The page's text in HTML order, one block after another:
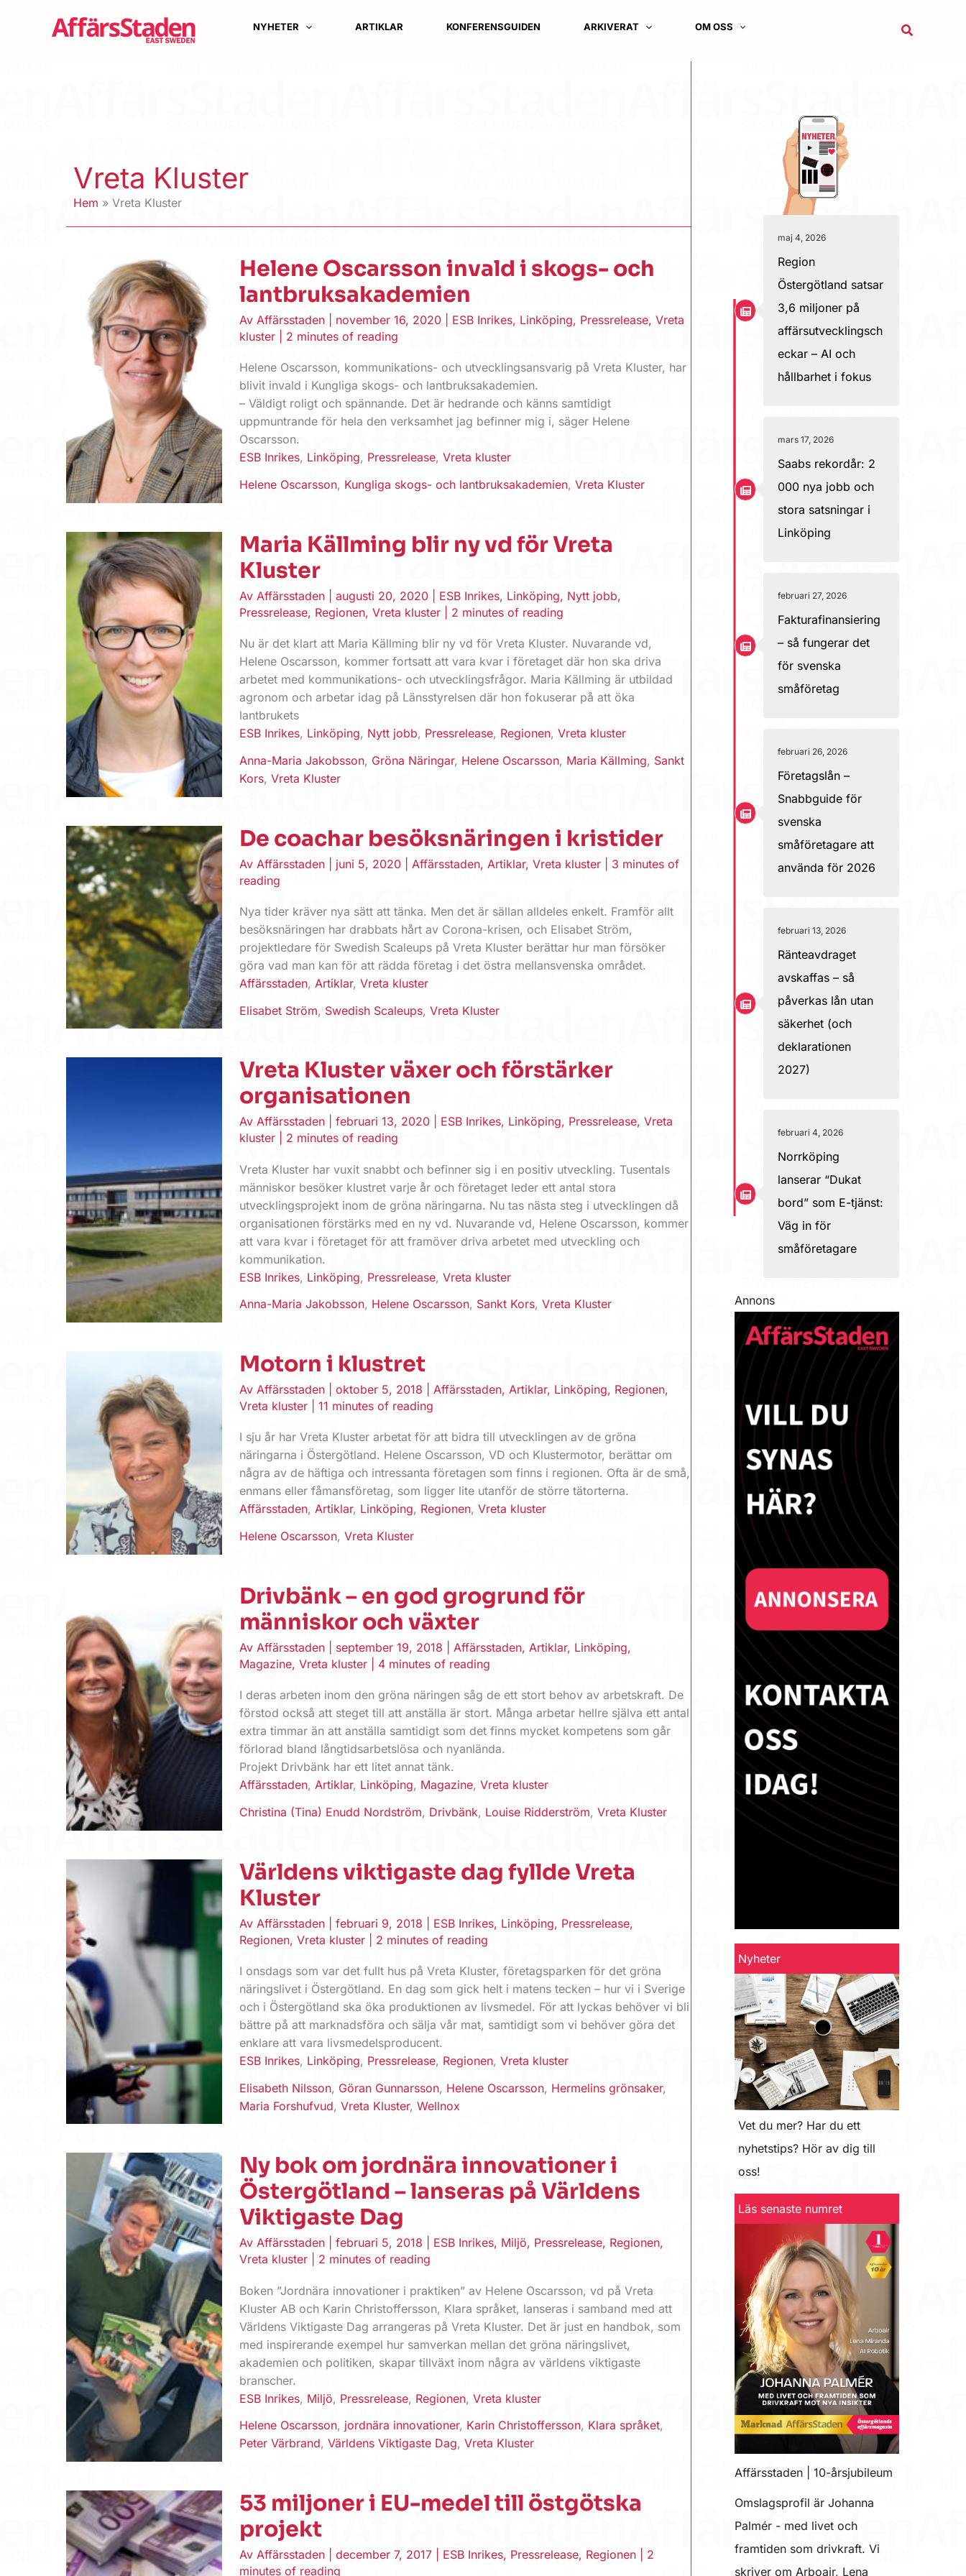
NYHETER ARTIKLAR KONFERENSGUIDEN ARKIVERAT OM OSS Sök
Vreta Kluster
Hem Vreta Kluster
Helene Oscarsson invald i skogs- och
lantbruksakademien
AvAffärsstaden november 16, 2020 ESB Inrikes, Linköping, Pressrelease,Vreta
kluster
2 minutes of reading
Helene Oscarsson, kommunikations- och utvecklingsansvarig på Vreta Kluster, har
blivit invald i Kungliga skogs- och lantbruksakademien.
– Väldigt roligt och spännande. Det är hedrande och känns samtidigt
uppmuntrande för hela den verksamhet jag befinner mig i, säger Helene
Oscarsson.
ESB Inrikes, Linköping, Pressrelease,Vreta kluster
Helene Oscarsson, Kungliga skogs- och lantbruksakademien,Vreta Kluster
Maria Källming blir ny vd för Vreta
Kluster
Av Affärsstaden |augusti 20, 2020 ESB Inrikes, Linköping, Nytt jobb,
Pressrelease, Regionen,Vreta kluster 2 minutes of reading
Nu är det klart att Maria Källming blir ny vd för Vreta Kluster. Nuvarande vd,
Helene Oscarsson, kommer fortsatt att vara kvar i företaget där hon ska driva
arbetet med kommunikations- och utvecklingsfrågor. Maria Källming är utbildad
agronom och arbetar idag på Länsstyrelsen där hon fokuserar på att öka
lantbrukets
ESB Inrikes, Linköping, Nytt jobb, Pressrelease, Regionen,Vreta kluster
Anna-Maria Jakobsson, Gröna Näringar, Helene Oscarsson, Maria Källming, Sankt
Kors,Vreta Kluster
De coachar besöksnäringen i kristider
Av Affärsstaden juni 5, 2020 Affärsstaden, Artiklar,Vreta kluster
3 minutes of
reading
Nya tider kräver nya sätt att tänka. Men det är sällan alldeles enkelt. Framför allt
besöksnäringen har drabbats hårt av Corona-krisen, och Elisabet Ström,
projektledare för Swedish Scaleups på Vreta Kluster berättar hur man försöker
göra vad man kan för att rädda företag i det östra mellansvenska området.
Affärsstaden, Artiklar,Vreta kluster
Elisabet Ström, Swedish Scaleups,Vreta Kluster
Vreta Kluster växer och förstärker
organisationen
AvAffärsstaden |februari 13, 2020 ESB Inrikes, Linköping, Pressrelease,Vreta
kluster
2 minutes of reading
Vreta Kluster har vuxit snabbt och befinner sig i en positiv utveckling. Tusentals
människor besöker klustret varje år och företaget leder ett antal stora
utvecklingsprojekt inom de gröna näringarna. Nu tas nästa steg i utvecklingen då
organisationen förstärks med en ny vd. Nuvarande vd, Helene Oscarsson, kommer
att vara kvar i företaget för att framöver driva arbetet med utveckling och
kommunikation.
ESB Inrikes, Linköping, Pressrelease,Vreta kluster
Anna-Maria Jakobsson, Helene Oscarsson, Sankt Kors,Vreta Kluster
Motorn i klustret
AvAffärsstaden |oktober 5, 2018 |Affärsstaden,Artiklar, Linköping, Regionen,
Vreta kluster |11 minutes of reading
I sju år har Vreta Kluster arbetat för att bidra till utvecklingen av de gröna
näringarna i Östergötland. Helene Oscarsson, VD och Klustermotor, berättar om
några av de häftiga och intressanta företagen som finns i regionen. Ofta är de små,
enmans eller fåmansföretag, som ligger lite utanför de större tätorterna.
Affärsstaden,Artiklar, Linköping, Regionen,Vreta kluster
Helene Oscarsson,Vreta Kluster
Drivbänk – en god grogrund för
människor och växter
Av Affärsstaden september 19, 2018 Affärsstaden, Artiklar, Linköping,
Magazine,Vreta kluster 4 minutes of reading
I deras arbeten inom den gröna näringen såg de ett stort behov av arbetskraft. De
förstod också att steget till att anställa är stort. Många arbetar hellre själva ett antal
extra timmar än att anställa samtidigt som det finns mycket kompetens som går
förlorad bland långtidsarbetslösa och nyanlända.
Projekt Drivbänk har ett litet annat tänk.
Affärsstaden,Artiklar, Linköping, Magazine,Vreta kluster
Christina (Tina) Enudd Nordström, Drivbänk, Louise Ridderström,Vreta Kluster
Världens viktigaste dag fyllde Vreta
Kluster
Av Affärsstaden |februari 9, 2018 ESB Inrikes, Linköping, Pressrelease,
Regionen,Vreta kluster 2 minutes of reading
I onsdags som var det fullt hus på Vreta Kluster, företagsparken för det gröna
näringslivet i Östergötland. En dag som gick helt i matens tecken – hur vi i Sverige
och i Östergötland ska öka produktionen av livsmedel. För att lyckas behöver vi bli
bättre på att marknadsföra och sälja vår mat, samtidigt som vi behöver göra det
enklare att vara livsmedelsproducent.
ESB Inrikes, Linköping, Pressrelease, Regionen,Vreta kluster
Elisabeth Nilsson, Göran Gunnarsson, Helene Oscarsson, Hermelins grönsaker,
Maria Forshufvud,Vreta Kluster,Wellnox
Ny bok om jordnära innovationer i
Östergötland – lanseras på Världens
Viktigaste Dag
AvAffärsstaden |februari 5, 2018 ESB Inrikes, Miljö, Pressrelease, Regionen,
Vreta kluster
2 minutes of reading
Boken ”Jordnära innovationer i praktiken” av Helene Oscarsson, vd på Vreta
Kluster AB och Karin Christoffersson, Klara språket, lanseras i samband med att
Världens Viktigaste Dag arrangeras på Vreta Kluster. Det är just en handbok, som
med inspirerande exempel hur samverkan mellan det gröna näringslivet,
akademien och politiken, skapar tillväxt inom några av världens viktigaste
branscher.
ESB Inrikes, Miljö, Pressrelease, Regionen,Vreta kluster
Helene Oscarsson, jordnära innovationer, Karin Christoffersson, Klara språket,
Peter Värbrand,Världens Viktigaste Dag,Vreta Kluster
53 miljoner i EU-medel till östgötska
projekt
AvAffärsstaden |december 7, 2017 ESB Inrikes, Pressrelease, Regionen
2
minutes of reading
maj 4, 2026
Region
Östergötland satsar
3,6 miljoner på
affärsutvecklingsch
eckar – AI och
hållbarhet i fokus
mars 17, 2026
Saabs rekordår: 2
000 nya jobb och
stora satsningar i
Linköping
februari 27, 2026
Fakturafinansiering
– så fungerar det
för svenska
småföretag
februari 26, 2026
Företagslån –
Snabbguide för
svenska
småföretagare att
använda för 2026
februari 13, 2026
Ränteavdraget
avskaffas – så
påverkas lån utan
säkerhet (och
deklarationen
2027)
februari 4, 2026
Norrköping
lanserar “Dukat
bord” som E-tjänst:
Väg in för
småföretagare
Annons
Nyheter
Vet du mer? Har du ett
nyhetstips? Hör av dig till
oss!
Läs senaste numret
Affärsstaden | 10-årsjubileum
Omslagsprofil är Johanna
Palmér - med livet och
framtiden som drivkraft. Vi
skriver om Arboair, Lena